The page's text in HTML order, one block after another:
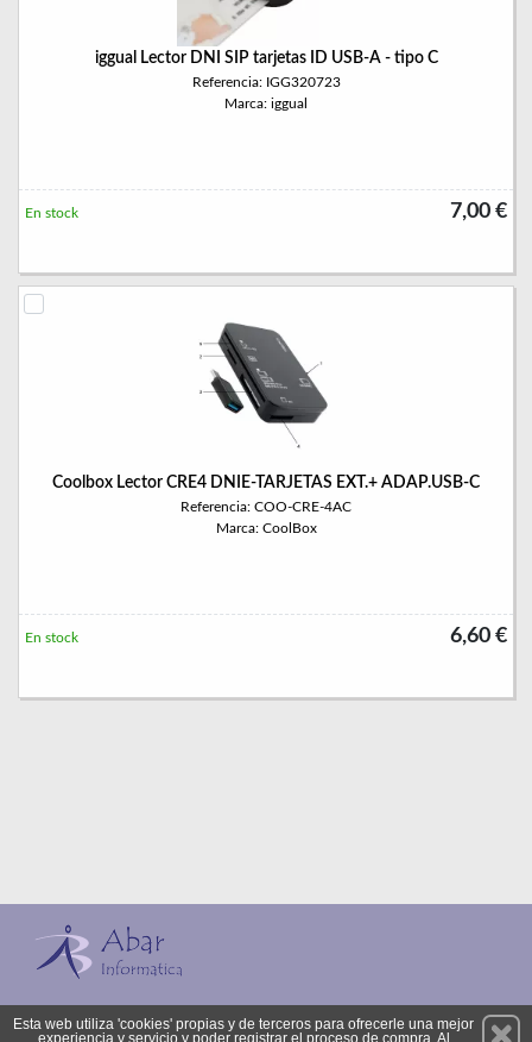
iggual Lector DNI SIP tarjetas ID USB-A - tipo C
Referencia: IGG320723
Marca: iggual
7,00 €
En stock
Coolbox Lector CRE4 DNIE-TARJETAS EXT.+ ADAP.USB-C
Referencia: COO-CRE-4AC
Marca: CoolBox
6,60 €
En stock
Esta web utiliza 'cookies' propias y de terceros para ofrecerle una mejor
experiencia y servicio y poder registrar el proceso de compra. Al